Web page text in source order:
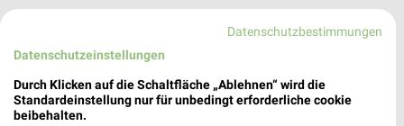
Datenschutzbestimmungen
Datenschutzeinstellungen
Durch Klicken auf die Schaltfläche „Ablehnen“ wird die
Standardeinstellung nur für unbedingt erforderliche cookie
beibehalten.